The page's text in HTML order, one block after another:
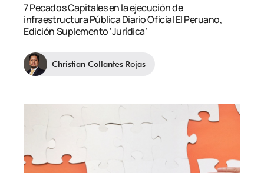
7 Pecados Capitales en la ejecución de
infraestructura Pública Diario Oficial El Peruano,
Edición Suplemento ‘Jurídica’
Christian Collantes Rojas